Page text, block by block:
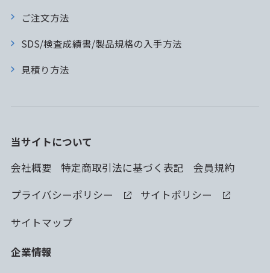
ご注文方法
SDS/検査成績書/製品規格の入手方法
見積り方法
当サイトについて
会社概要
特定商取引法に基づく表記
会員規約
プライバシーポリシー
サイトポリシー
サイトマップ
企業情報